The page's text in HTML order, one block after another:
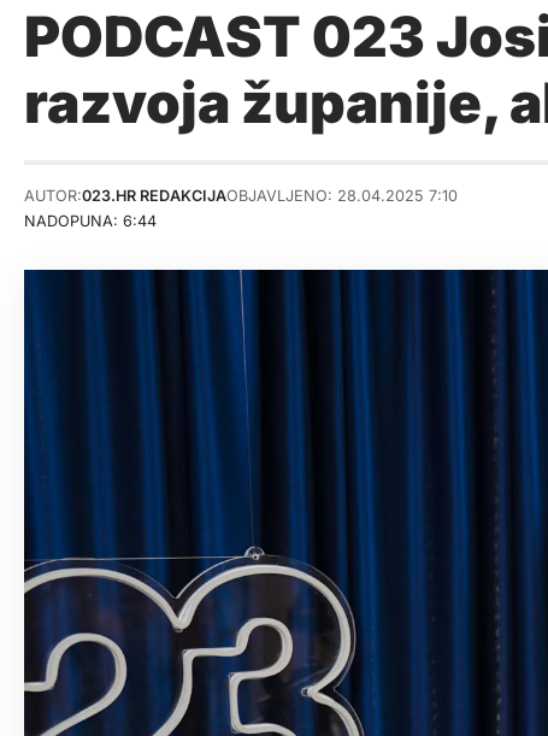
PODCAST 023
razvoja županije,
NADOPUNA: 6:44
AUTOR:023.HR REDAKCIJAOBJAVLJENO: 28.04.2025 7:10